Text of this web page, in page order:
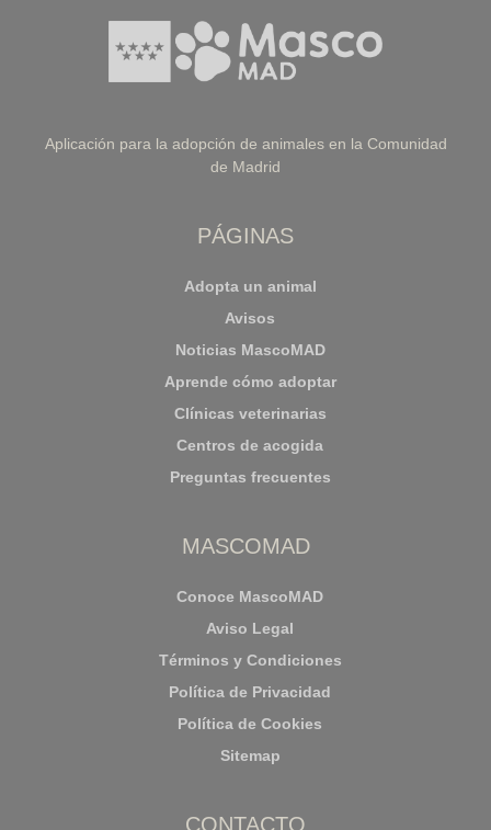
Aplicación para la adopción de animales en la Comunidad
de Madrid
PÁGINAS
Adopta un animal
Avisos
Noticias MascoMAD
Aprende cómo adoptar
Clínicas veterinarias
Centros de acogida
Preguntas frecuentes
MASCOMAD
Conoce MascoMAD
Aviso Legal
Términos y Condiciones
Política de Privacidad
Política de Cookies
Sitemap
CONTACTO